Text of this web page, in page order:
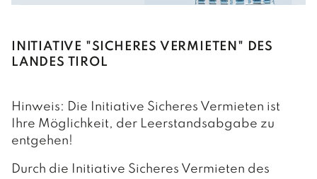
INITIATIVE "SICHERES VERMIETEN" DES
LANDES TIROL
Hinweis: Die Initiative Sicheres Vermieten ist
Ihre Möglichkeit, der Leerstandsabgabe zu
entgehen!
Durch die Initiative Sicheres Vermieten des